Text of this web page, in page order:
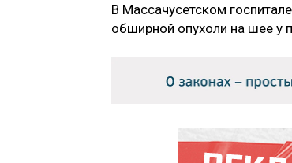
В Массачусетском
обширной опухоли на шее у